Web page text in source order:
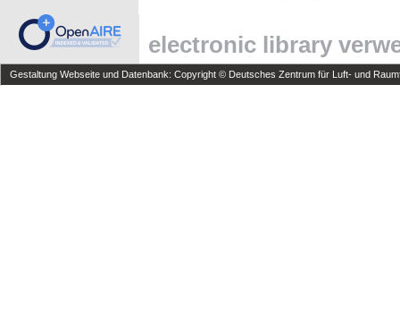
electronic library
Gestaltung Webseite und Datenbank: Copyright © Deutsches Zentrum für Luft- und